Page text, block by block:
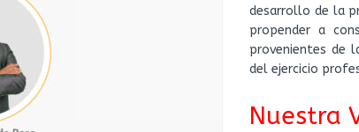
desarrollo de la
propender a
provenientes de
del ejercicio
Nuestra